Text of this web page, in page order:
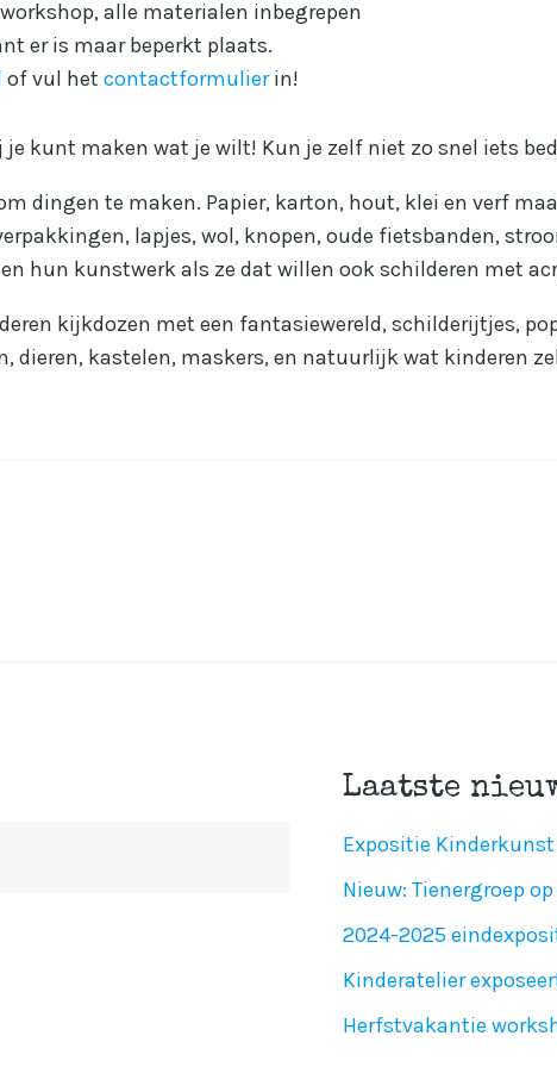
alle materialen inbegrepen
er is maar beperkt plaats.
of vul het contactformulierin!
je kunt maken wat je wilt! Kun je zelf niet zo snel iets
dingen te maken. Papier, karton, hout, klei en verf
lapjes, wol, knopen, oude fietsbanden,
hun kunstwerk als ze dat willen ook schilderen met
kijkdozen met een fantasiewereld, schilderijtjes,
dieren, kastelen, maskers, en natuurlijk wat kinderen
Laatste
Expositie Kinderkunst
Nieuw: Tienergroep
2024-2025
Kinderatelier
Herfstvakantie